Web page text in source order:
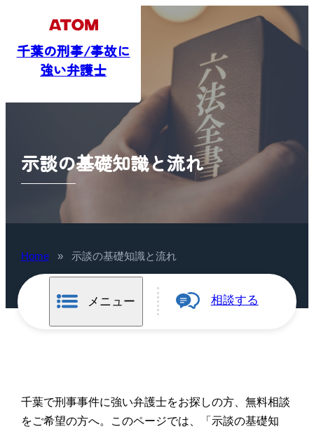
千葉の刑事/事故に
示談の基礎知識と流れ
Home » 示談の基礎知識と流れ
メニュー 相談する
千葉で刑事事件に強い弁護士をお探しの方、無料相談
をご希望の方へ。このページでは、「示談の基礎知